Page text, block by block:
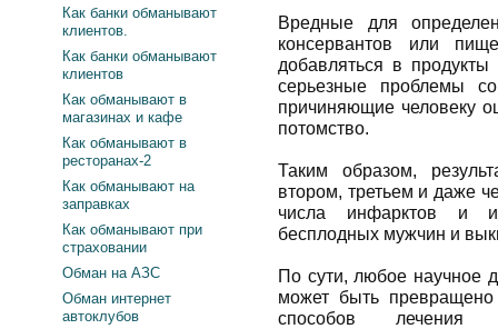
Вредные для
консервантов или
добавляться в
серьезные проблемы
причиняющие человеку
потомство.
Таким образом,
втором, третьем и даже
числа инфарктов и
бесплодных мужчин и
По сути, любое научное
может быть
способов лечения
Как банки обманывают
клиентов.
Как банки обманывают
клиентов
Как обманывают в
магазинах и кафе
Как обманывают в
ресторанах-2
Как обманывают на
заправках
Как обманывают при
страховании
Обман на АЗС
Обман интернет
автоклубов